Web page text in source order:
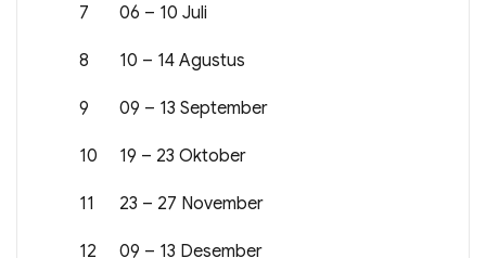
7 06 – 10 Juli
8 10 – 14 Agustus
9 09 – 13 September
10 19 – 23 Oktober
11 23 – 27 November
12 09 – 13 Desember